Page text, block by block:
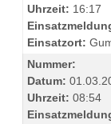
Uhrzeit: 16:17
Einsatzort:
Nummer:
Datum:
Uhrzeit: 08:54